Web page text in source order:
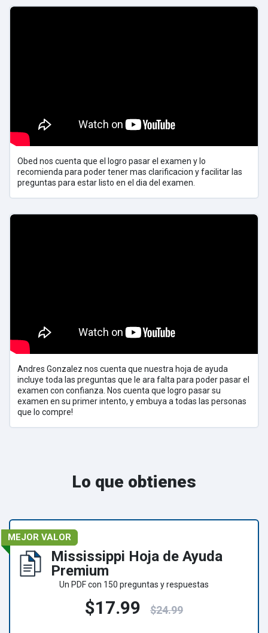
Obed nos cuenta que el logro pasar el examen y lo
recomienda para poder tener mas clarificacion y facilitar las
preguntas para estar listo en el dia del examen.
Andres Gonzalez nos cuenta que nuestra hoja de ayuda
incluye toda las preguntas que le ara falta para poder pasar el
examen con confianza. Nos cuenta que logro pasar su
examen en su primer intento, y embuya a todas las personas
que lo compre!
Lo que obtienes
MEJOR VALOR
Mississippi Hoja de Ayuda
Premium
Un PDF con 150 preguntas y respuestas
$17.99 $24.99